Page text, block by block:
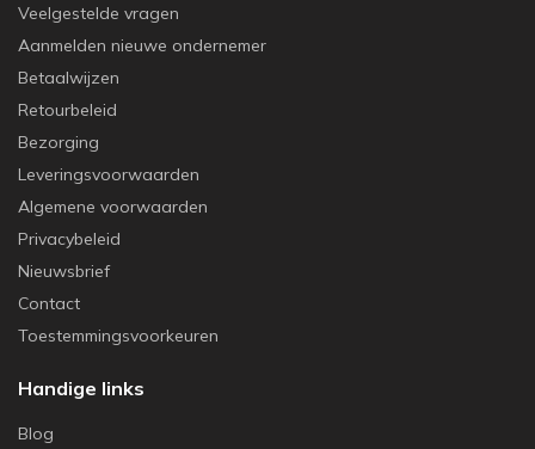
Veelgestelde vragen
Aanmelden nieuwe ondernemer
Betaalwijzen
Retourbeleid
Bezorging
Leveringsvoorwaarden
Algemene voorwaarden
Privacybeleid
Nieuwsbrief
Contact
Toestemmingsvoorkeuren
Handige links
Blog